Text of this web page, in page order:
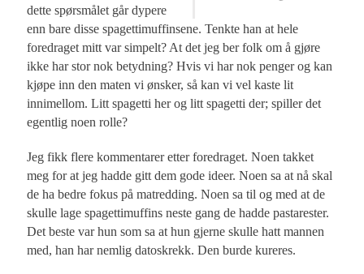
dette spørsmålet går dypere
enn bare disse spagettimuffinsene. Tenkte han at hele
foredraget mitt var simpelt? At det jeg ber folk om å gjøre
ikke har stor nok betydning? Hvis vi har nok penger og kan
kjøpe inn den maten vi ønsker, så kan vi vel kaste lit
innimellom. Litt spagetti her og litt spagetti der; spiller det
egentlig noen rolle?
Jeg fikk flere kommentarer etter foredraget. Noen takket
meg for at jeg hadde gitt dem gode ideer. Noen sa at nå skal
de ha bedre fokus på matredding. Noen sa til og med at de
skulle lage spagettimuffins neste gang de hadde pastarester.
Det beste var hun som sa at hun gjerne skulle hatt mannen
med, han har nemlig datoskrekk. Den burde kureres.